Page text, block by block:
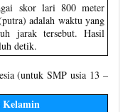
skor lari 800 meter
adalah waktu yang
jarak tersebut. Hasil
detik.
(untuk SMP usia 13 –
Kelamin